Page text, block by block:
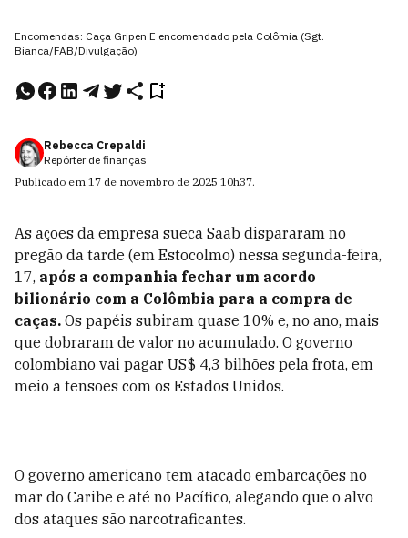
Encomendas: Caça Gripen E encomendado pela Colômia (Sgt.
Bianca/FAB/Divulgação)
Rebecca Crepaldi
Repórter de finanças
Publicado em 17 de novembro de 2025 10h37.
As ações da empresa sueca Saab dispararam no
pregão da tarde (em Estocolmo) nessa segunda-feira,
17, após a companhia fechar um acordo
bilionário com a Colômbia para a compra de
caças. Os papéis subiram quase 10% e, no ano, mais
que dobraram de valor no acumulado. O governo
colombiano vai pagar US$ 4,3 bilhões pela frota, em
meio a tensões com os Estados Unidos.
O governo americano tem atacado embarcações no
mar do Caribe e até no Pacífico, alegando que o alvo
dos ataques são narcotraficantes.